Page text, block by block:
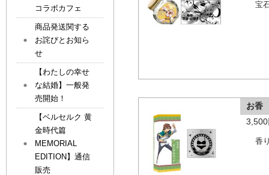
宝
お香
香
コラボカフェ
商品発送関する
お詫びとお知ら
せ
【わたしの幸せ
な結婚】一般発
売開始！
【ベルセルク 黄
金時代篇
MEMORIAL
EDITION】通信
販売